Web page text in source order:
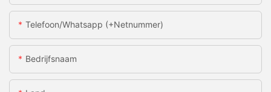
Telefoon/whatsapp (+netnummer)
Bedrijfsnaam